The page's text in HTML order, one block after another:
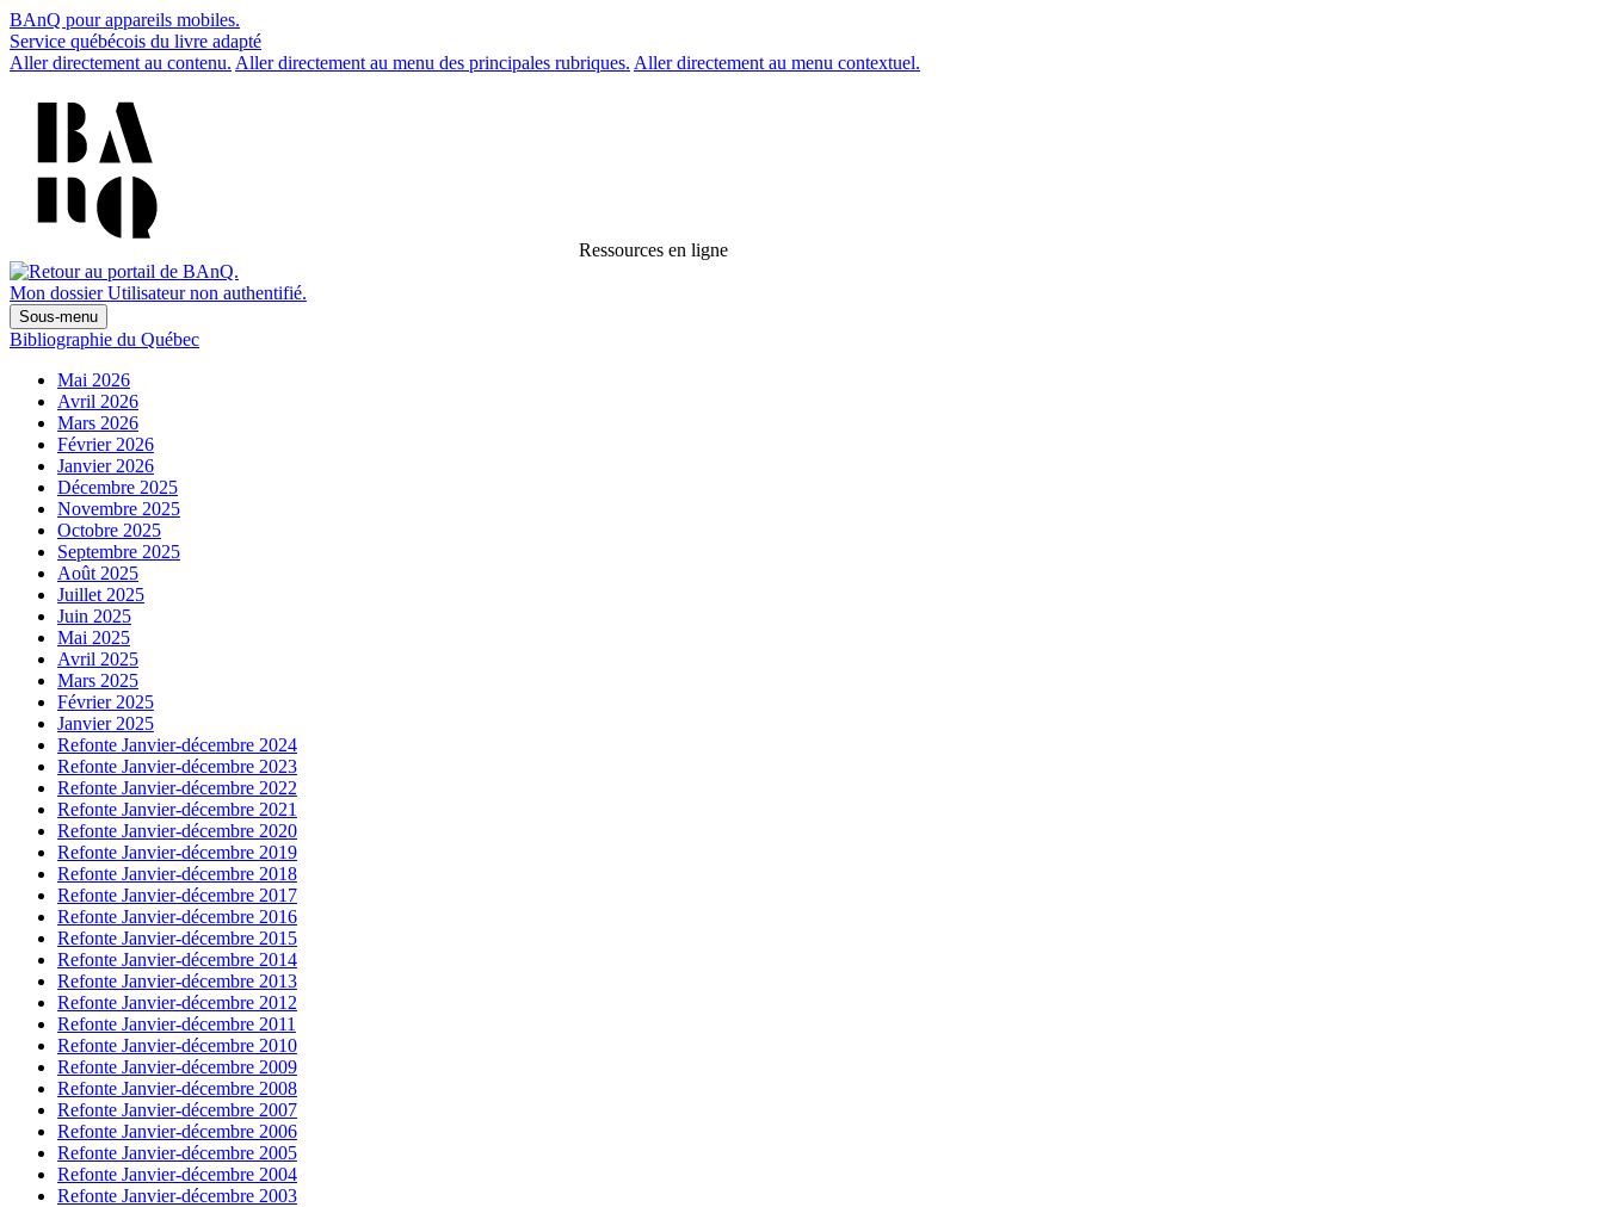
BAnQ pour appareils mobiles.
Service québécois du livre adapté
Aller directement au contenu. Aller directement au menu des principales rubriques. Aller directement au menu contextuel.
Ressources en ligne
Mon dossier Utilisateur non authentifié.
Sous-menu
Bibliographie du Québec
Mai 2026
Avril 2026
Mars 2026
Février 2026
Janvier 2026
Décembre 2025
Novembre 2025
Octobre 2025
Septembre 2025
Août 2025
Juillet 2025
Juin 2025
Mai 2025
Avril 2025
Mars 2025
Février 2025
Janvier 2025
Refonte Janvier-décembre 2024
Refonte Janvier-décembre 2023
Refonte Janvier-décembre 2022
Refonte Janvier-décembre 2021
Refonte Janvier-décembre 2020
Refonte Janvier-décembre 2019
Refonte Janvier-décembre 2018
Refonte Janvier-décembre 2017
Refonte Janvier-décembre 2016
Refonte Janvier-décembre 2015
Refonte Janvier-décembre 2014
Refonte Janvier-décembre 2013
Refonte Janvier-décembre 2012
Refonte Janvier-décembre 2011
Refonte Janvier-décembre 2010
Refonte Janvier-décembre 2009
Refonte Janvier-décembre 2008
Refonte Janvier-décembre 2007
Refonte Janvier-décembre 2006
Refonte Janvier-décembre 2005
Refonte Janvier-décembre 2004
Refonte Janvier-décembre 2003